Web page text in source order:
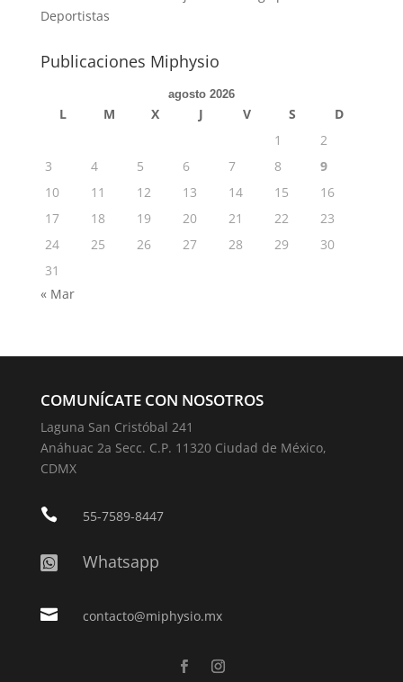
Deportistas
Publicaciones Miphysio
agosto 2026
L M X J V S
D
1
2
3
4 5 6 7 8
9
10
11 12 13 14 15
16
17
18 19 20 21 22
23
24
25 26 27 28 29
30
31
« Mar
COMUNÍCATE CON NOSOTROS
Laguna San Cristóbal 241
Anáhuac 2a Secc. C.P. 11320 Ciudad de México,
CDMX
 55-7589-8447
 Whatsapp
 contacto@miphysio.mx